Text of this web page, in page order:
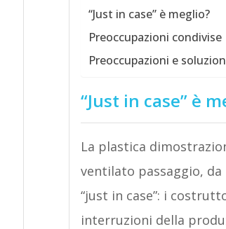
“Just in case” è meglio?
Preoccupazioni condivise
Preoccupazioni e
“Just in case” è
La plastica
ventilato passaggio,
“just in case”: i
interruzioni della